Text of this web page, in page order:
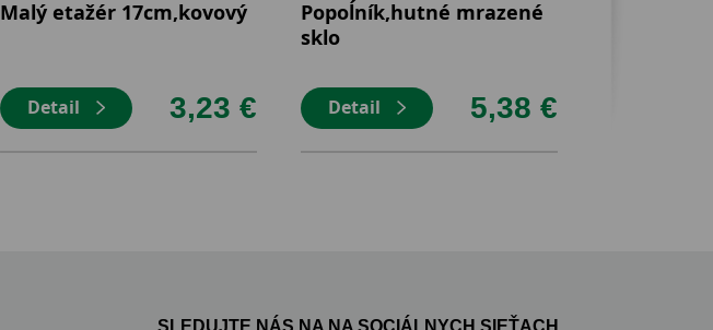
Malý etažér 17cm,kovový
Detail 3,23 €
Popoĺník,hutné mrazené
sklo
Detail 5,38 €
SLEDUJTE NÁS NA NA SOCIÁLNYCH SIEŤACH